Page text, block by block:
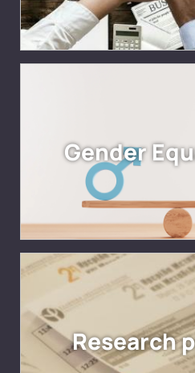
Gender
Research